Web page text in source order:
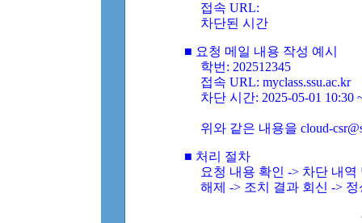
접속 URL:
차단된 시간
■ 요청 메일 내용 작성 예시
학번: 202512345
접속 URL: myclass.ssu.ac.kr
차단 시간: 2025-05-01 10:30
위와 같은 내용을 cloud-
■ 처리 절차
요청 내용 확인 -> 차단 내
해제 -> 조치 결과 회신 ->